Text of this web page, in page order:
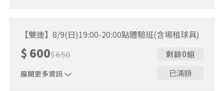
制。歡迎邀請親友一同報名參加，享受團體運動樂趣！ 如
人數未達開班門檻，或因天候不佳無法如期舉行，POA將視
情況安排延期或併班處理。 ⚠️ 報名完成後，如因天候因素
無法上課，僅提供課程延期選項，恕不退費，請參閱【報名
與課程異動規則】。報名後視為您已同意上述規則。
【雙連】8/9(日)19:00-20:00點體驗班(含場租球具)
$ 600$650
展開更多資訊
剩餘0組
已滿額